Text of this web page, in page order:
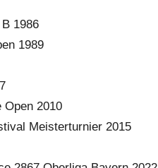
1986
1989
Open 2010
Meisterturnier 2015